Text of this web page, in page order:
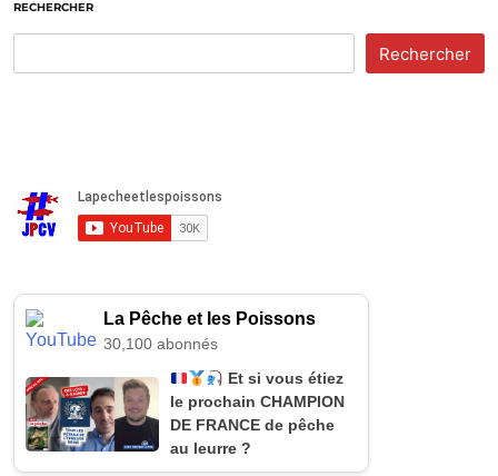
RECHERCHER
Rechercher
La Pêche et les Poissons
30,100 abonnés
Et si vous étiez
le prochain CHAMPION
DE FRANCE de pêche
au leurre ?